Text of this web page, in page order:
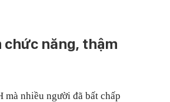
chức năng, thậm
mà nhiều người đã bất chấp